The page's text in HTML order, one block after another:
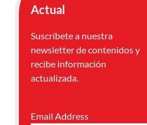
Actual
Suscríbete a nuestra
newsletter de contenidos y
recibe información
actualizada.
Email Address